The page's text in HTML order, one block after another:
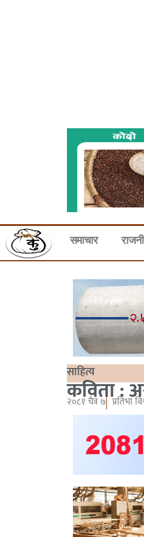
समाचार
साहित्य
कविता :
२०८१ चैत्र ७ प्रतिभा